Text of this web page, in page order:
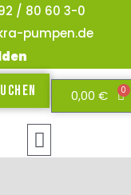
/ 80 60 3-0
pumpen.de
0,00 € 0